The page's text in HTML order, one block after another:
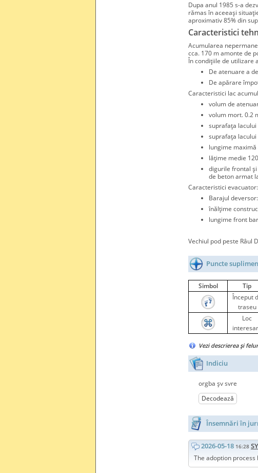
Dupa anul 1985 s-a
rămas în aceeași
aproximativ 85% din
Caracteristici
Acumularea
cca. 170 m amonte de
În condiţiile de utilizare
De atenuare a
De apărare
Caracteristici lac
volum de
volum mort. 0.2
suprafaţa lacului
suprafaţa lacului
lungime maximă
lăţime medie
digurile frontal
de beton armat
Caracteristici evacuator:
Barajul
înălţime
lungime front
Vechiul pod peste Râul
Puncte
Simbol Tip
Început
traseu
Loc
Vezi descrierea şi
Indiciu
orgba şv svre
Decodează
Însemnări în
2026-05-18 16:28
The adoption